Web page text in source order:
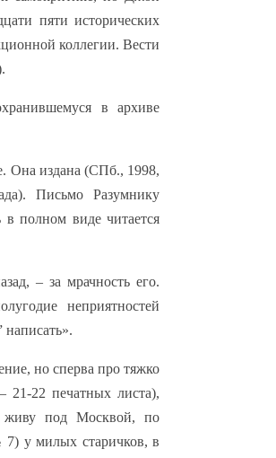
пяти исторических
коллегии. Вести
в архиве
Она издана (СПб., 1998,
Письмо Разумнику
в полном виде читается
– за мрачность его.
неприятностей
но сперва про тяжко
21-22 печатных листа),
живу под Москвой, по
у милых старичков, в